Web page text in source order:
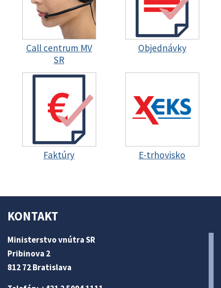
Call centrum MV
SR
Objednávky
Faktúry E-trhovisko
KONTAKT
Ministerstvo vnútra SR
Pribinova 2
812 72 Bratislava